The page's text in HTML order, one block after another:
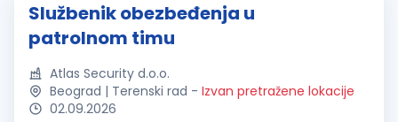
Službenik obezbeđenja u
patrolnom timu
Atlas Security d.o.o.
Beograd | Terenski rad - Izvan pretražene lokacije
02.09.2026